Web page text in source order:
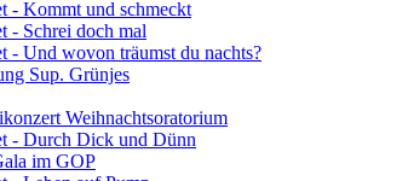
- Kommt und schmeckt
- Schrei doch mal
- Und wovon träumst du nachts?
Sup. Grünjes
Weihnachtsoratorium
- Durch Dick und Dünn
im GOP